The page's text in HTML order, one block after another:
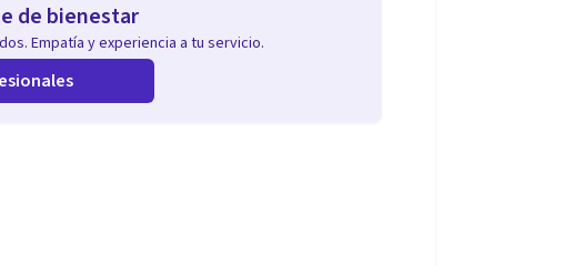
de bienestar
Empatía y experiencia a tu servicio.